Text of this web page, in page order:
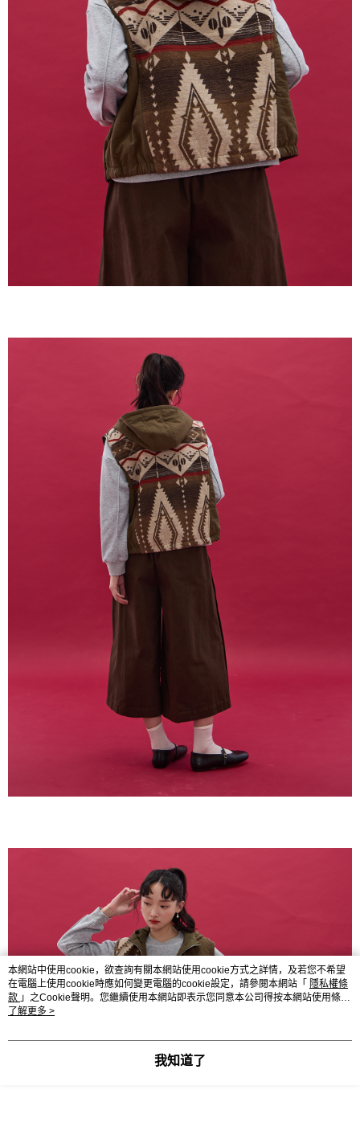
本網站中使用cookie，欲查詢有關本網站使用cookie方式之詳情，及若您不希望
在電腦上使用cookie時應如何變更電腦的cookie設定，請參閱本網站「 隱私權條
款 」之Cookie聲明。您繼續使用本網站即表示您同意本公司得按本網站使用條款
之Cookie聲明使用cookie。
了解更多 >
我知道了